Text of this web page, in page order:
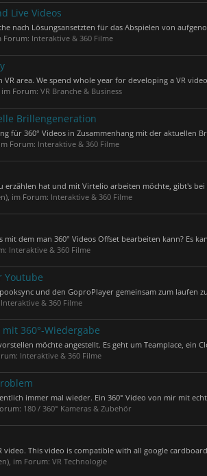
Live Videos
nach Lösungsansetzten für das Abspielen von
Forum: Interaktive & 360 Filme
area. We spend whole year for developing a VR
Forum: VR Branche & Business
Brillengeneration
für 360° Videos in Zusammenhang mit der aktuellen
Forum: Interaktive & 360 Filme
hat und mit Virtelio arbeiten möchte, gibt's bei
im Forum: Interaktive & 360 Filme
dem man 360° Videos Offset bearbeiten kann? Es
Interaktive & 360 Filme
Youtube
und den GoproPlayer gemeinsam zum laufen
Interaktive & 360 Filme
360°-Wiedergabe
möchte angestellt. Es geht um Teamplace, ein
Interaktive & 360 Filme
immer mal wieder. Ein 360° Video von mir mit
180 / 360° Kameras & Zubehör
This video is compatible with all google cardboard
im Forum: VR Technologie